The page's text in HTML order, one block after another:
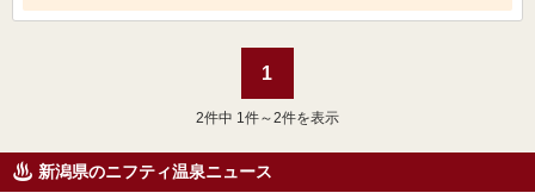
1
2件中 1件～2件を表示
新潟県のニフティ温泉ニュース